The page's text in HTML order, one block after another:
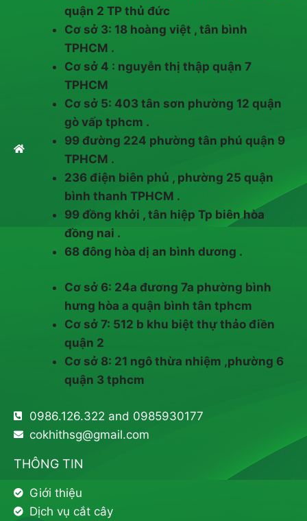
quận 2 TP thủ đức
Cơ sở 3: 18 hoàng việt , tân bình
TPHCM .
Cơ sở 4 : nguyễn thị thập quận 7
TPHCM
Cơ sở 5: 403 tân sơn phường 12 quận
gò vấp tphcm .
99 đường 224 phường tân phú quận 9
TPHCM .
236 điện biên phủ , phường 25 quận
bình thanh TPHCM .
99 đồng khởi , tân hiệp Tp biên hòa
đồng nai .
68 đông hòa dị an bình dương .
Cơ sở 6: 24a đương 7a phường bình
hưng hòa a quận bình tân tphcm
Cơ sở 7: 512 b khu biệt thự thảo điền
quận 2
Cơ sở 8: 21 ngô thừa nhiệm ,phường 6
quận 3 tphcm
0986.126.322 and 0985930177
cokhithsg@gmail.com
THÔNG TIN
Giới thiệu
Dịch vụ cắt cây